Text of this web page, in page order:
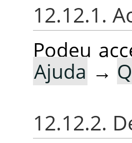
12.12.1.
Podeu
Ajuda →
12.12.2.